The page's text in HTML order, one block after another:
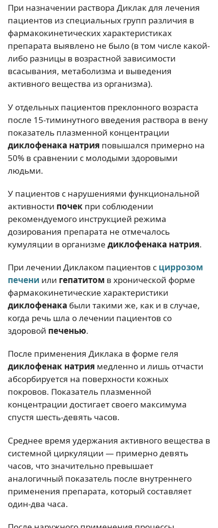
При назначении раствора Диклак для лечения
пациентов из специальных групп различия в
фармакокинетических характеристиках
препарата выявлено не было (в том числе какой-
либо разницы в возрастной зависимости
всасывания, метаболизма и выведения
активного вещества из организма).
У отдельных пациентов преклонного возраста
после 15-тиминутного введения раствора в вену
показатель плазменной концентрации
диклофенака натрия повышался примерно на
50% в сравнении с молодыми здоровыми
людьми.
У пациентов с нарушениями функциональной
активности почек при соблюдении
рекомендуемого инструкцией режима
дозирования препарата не отмечалось
кумуляции в организме диклофенака натрия.
При лечении Диклаком пациентов с циррозом
печени или гепатитом в хронической форме
фармакокинетические характеристики
диклофенака были такими же, как и в случае,
когда речь шла о лечении пациентов со
здоровой печенью.
После применения Диклака в форме геля
диклофенак натрия медленно и лишь отчасти
абсорбируется на поверхности кожных
покровов. Показатель плазменной
концентрации достигает своего максимума
спустя шесть-девять часов.
Среднее время удержания активного вещества в
системной циркуляции — примерно девять
часов, что значительно превышает
аналогичный показатель после внутреннего
применения препарата, который составляет
один-два часа.